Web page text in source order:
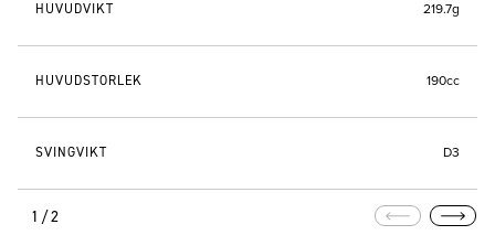
HUVUDVIKT 219.7g
HUVUDSTORLEK 190cc
SVINGVIKT D3
1/2